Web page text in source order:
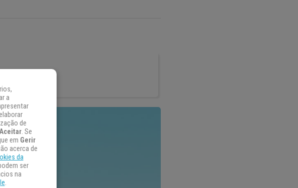
a
de
. Se
em Gerir
acerca de
da
ser
na
.